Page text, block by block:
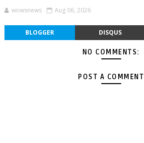
wowsnews Aug 06, 2026
BLOGGER DISQUS
NO COMMENTS:
POST A COMMENT